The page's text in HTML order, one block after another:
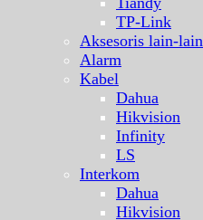
TP-Link
Aksesoris lain-lain
Alarm
Kabel
Dahua
Hikvision
Infinity
LS
Interkom
Dahua
Hikvision